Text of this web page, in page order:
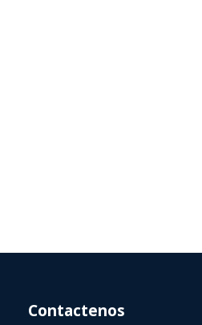
Contactenos